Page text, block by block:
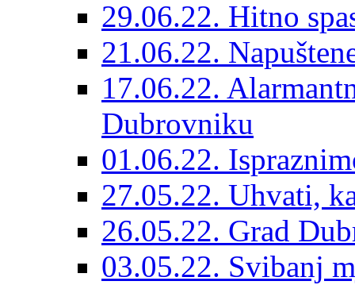
29.06.22. Hitno
21.06.22.
17.06.22.
Dubrovniku
01.06.22.
27.05.22. Uhvati,
26.05.22. Grad
03.05.22. Svibanj